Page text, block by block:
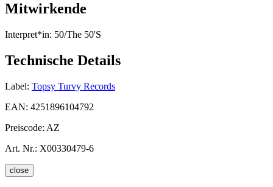
Mitwirkende
Interpret*in: 50/The 50'S
Technische Details
Label: Topsy Turvy Records
EAN: 4251896104792
Preiscode: AZ
Art. Nr.: X00330479-6
close